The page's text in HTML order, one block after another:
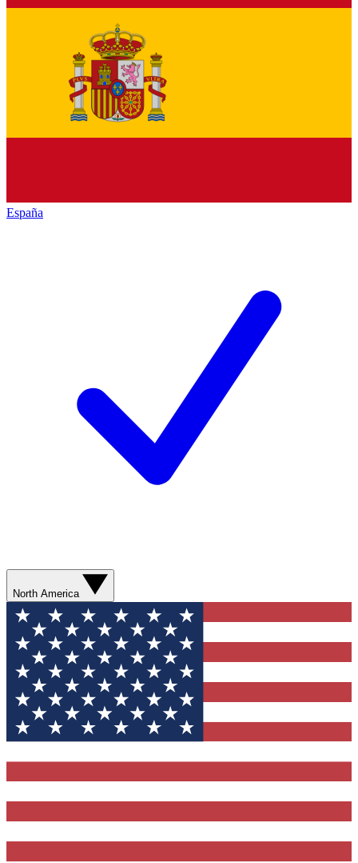
España
North America